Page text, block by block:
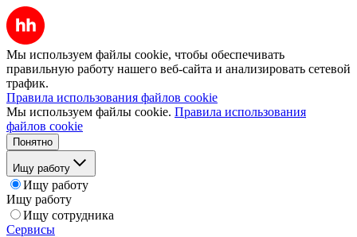
Мы используем файлы cookie, чтобы обеспечивать
правильную работу нашего веб-сайта и анализировать сетевой
трафик.
Правила использования файлов cookie
Мы используем файлы cookie. Правила использования
файлов cookie
Понятно
Ищу работу
Ищу работу
Ищу работу
Ищу сотрудника
Сервисы